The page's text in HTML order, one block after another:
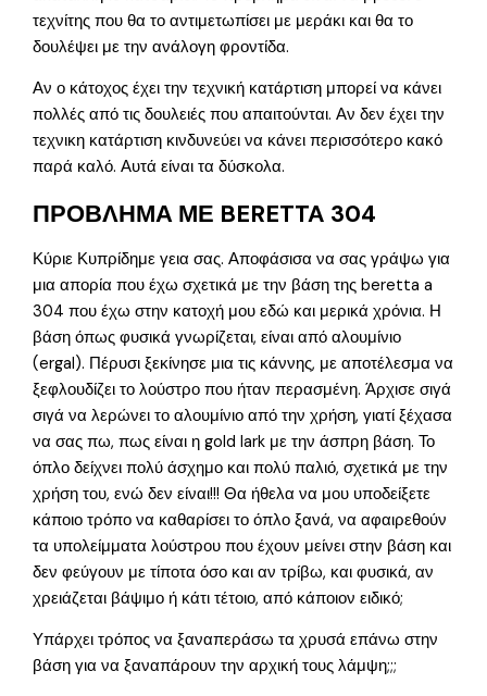
τεχνίτης που θα το αντιμετωπίσει με μεράκι και θα το
δουλέψει με την ανάλογη φροντίδα.
Αν ο κάτοχος έχει την τεχνική κατάρτιση μπορεί να κάνει
πολλές από τις δουλειές που απαιτούνται. Αν δεν έχει την
τεχνικη κατάρτιση κινδυνεύει να κάνει περισσότερο κακό
παρά καλό. Αυτά είναι τα δύσκολα.
ΠΡΟΒΛΗΜΑ ΜΕ BERETTA 304
Κύριε Κυπρίδημε γεια σας. Αποφάσισα να σας γράψω για
μια απορία που έχω σχετικά με την βάση της beretta a
304 που έχω στην κατοχή μου εδώ και μερικά χρόνια. Η
βάση όπως φυσικά γνωρίζεται, είναι από αλουμίνιο
(ergal). Πέρυσι ξεκίνησε μια τις κάννης, με αποτέλεσμα να
ξεφλουδίζει το λούστρο που ήταν περασμένη. Άρχισε σιγά
σιγά να λερώνει το αλουμίνιο από την χρήση, γιατί ξέχασα
να σας πω, πως είναι η gold lark με την άσπρη βάση. Το
όπλο δείχνει πολύ άσχημο και πολύ παλιό, σχετικά με την
χρήση του, ενώ δεν είναι!!! Θα ήθελα να μου υποδείξετε
κάποιο τρόπο να καθαρίσει το όπλο ξανά, να αφαιρεθούν
τα υπολείμματα λούστρου που έχουν μείνει στην βάση και
δεν φεύγουν με τίποτα όσο και αν τρίβω, και φυσικά, αν
χρειάζεται βάψιμο ή κάτι τέτοιο, από κάποιον ειδικό;
Υπάρχει τρόπος να ξαναπεράσω τα χρυσά επάνω στην
βάση για να ξαναπάρουν την αρχική τους λάμψη;;;